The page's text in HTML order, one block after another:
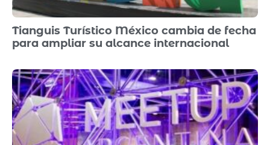
Tianguis Turístico México cambia de fecha
para ampliar su alcance internacional